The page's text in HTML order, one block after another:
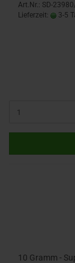
Art.Nr.: SD-
Lieferzeit:
3-5
10 Gramm -